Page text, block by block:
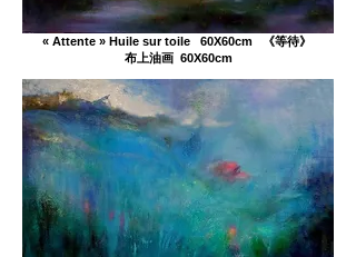
« Attente » Huile sur toile 60X60cm 《等待》
布上油画 60X60cm